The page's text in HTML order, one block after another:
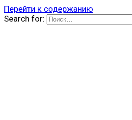
Перейти к содержанию
Search for: